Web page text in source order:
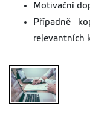
Motivační
Případně
relevantních